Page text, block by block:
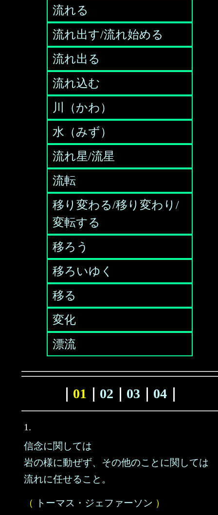
流れる
流れ出す/流れ始める
流れ出る
流れ込む
川（かわ）
水（みず）
流れ星/流星
流転
移り変わる/移り変わり/
変転する
移ろう
移ろいゆく
移る
変化
漂流
01 02 03 04｜
1.
信念に関しては
岩の様に動ぜず、その他のことに関しては
流れに任せること。
（ トーマス・ジェファーソン ）